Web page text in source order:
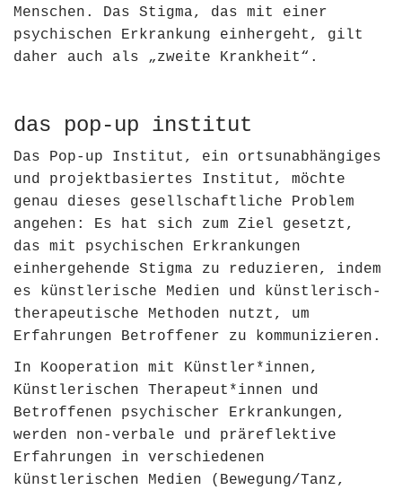
Menschen. Das Stigma, das mit einer
psychischen Erkrankung einhergeht, gilt
daher auch als „zweite Krankheit“.
das pop-up institut
Das Pop-up Institut, ein ortsunabhängiges
und projektbasiertes Institut, möchte
genau dieses gesellschaftliche Problem
angehen: Es hat sich zum Ziel gesetzt,
das mit psychischen Erkrankungen
einhergehende Stigma zu reduzieren, indem
es künstlerische Medien und künstlerisch-
therapeutische Methoden nutzt, um
Erfahrungen Betroffener zu kommunizieren.
In Kooperation mit Künstler*innen,
Künstlerischen Therapeut*innen und
Betroffenen psychischer Erkrankungen,
werden non-verbale und präreflektive
Erfahrungen in verschiedenen
künstlerischen Medien (Bewegung/Tanz,